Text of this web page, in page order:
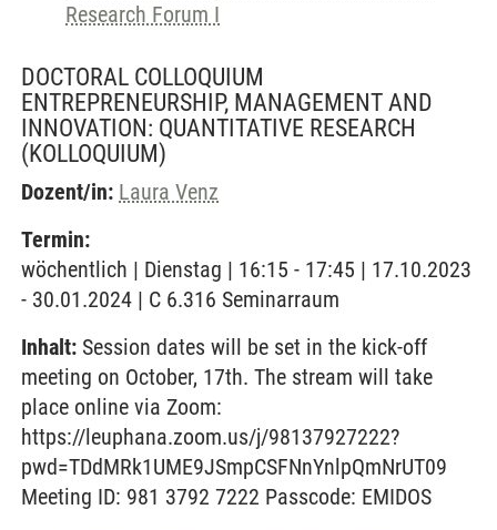
Research Forum I
DOCTORAL COLLOQUIUM
ENTREPRENEURSHIP, MANAGEMENT AND
INNOVATION: QUANTITATIVE RESEARCH
(KOLLOQUIUM)
Dozent/in: Laura Venz
Termin:
wöchentlich | Dienstag | 16:15 - 17:45 | 17.10.2023
- 30.01.2024 | C 6.316 Seminarraum
Inhalt: Session dates will be set in the kick-off
meeting on October, 17th. The stream will take
place online via Zoom:
https://leuphana.zoom.us/j/98137927222?
pwd=TDdMRk1UME9JSmpCSFNnYnlpQmNrUT09
Meeting ID: 981 3792 7222 Passcode: EMIDOS